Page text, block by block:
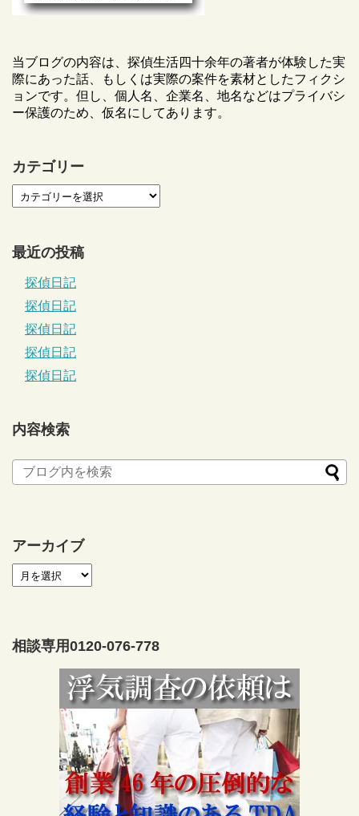
当ブログの内容は、探偵生活四十余年の著者が体験した実
際にあった話、もしくは実際の案件を素材としたフィクシ
ョンです。但し、個人名、企業名、地名などはプライバシ
ー保護のため、仮名にしてあります。
カテゴリー
最近の投稿
探偵日記
探偵日記
探偵日記
探偵日記
探偵日記
内容検索
アーカイブ
相談専用0120-076-778